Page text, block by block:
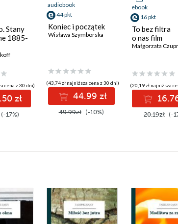
Stany
1885-
cena z 30 dni)
zł
(-17%)
audiobook
44 pkt
Koniec i początek
Wisława Szymborska
(43,74 zł najniższa cena z 30 dni)
44.99 zł
49.99zł (-10%)
ebook
16 pkt
To bez filtra
o nas film
Małgorzata
(20,19 zł najniższa
20.19zł (-